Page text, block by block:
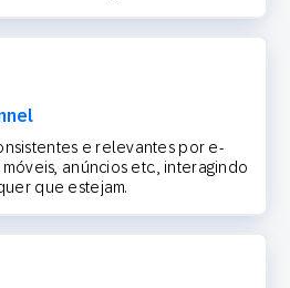
e relevantes por e-
anúncios etc., interagindo
que estejam.